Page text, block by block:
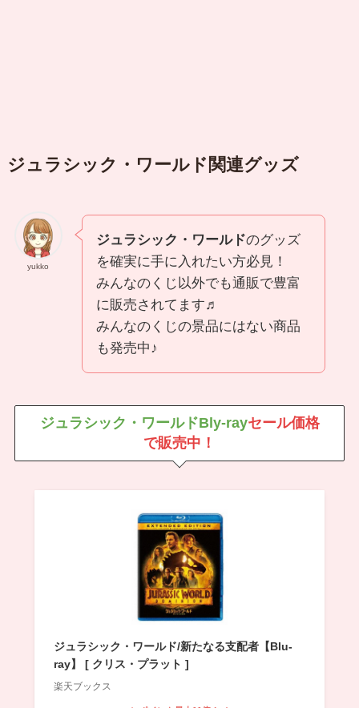
ジュラシック・ワールド 関連グッズ
yukko
ジュラシック・ワールドのグッズ
を確実に手に入れたい方必見！
みんなのくじ以外でも通販で豊富
に販売されてます♬
みんなのくじの景品にはない商品
も発売中♪
ジュラシック・ワールドBly-rayセール価格
で販売中！
ジュラシック・ワールド/新たなる支配者【Blu-
ray】 [ クリス・プラット ]
楽天ブックス